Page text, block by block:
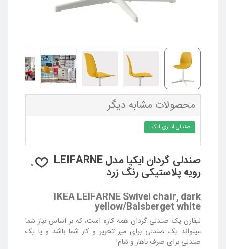
محصولات مشابه دیگر
صندلی اداری ایکیا
صندلی گردان ایکیا مدل LEIFARNE
رویه پلاستیکی رنگ زرد 0
IKEA LEIFARNE Swivel chair, dark
yellow/Balsberget white
لیفارن یک صندلی گردان همه کاره است، که بر اساس نیاز شما
میتواند یک صندلی برای میز تحریر و کار شما باشد و یا یک
صندلی برای صرف ناهار و شام!